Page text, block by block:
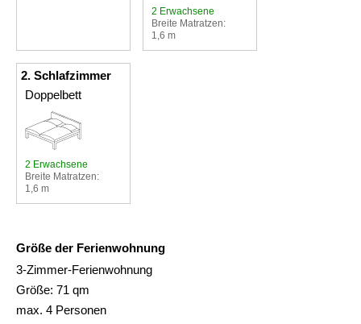
2 Erwachsene
Breite Matratzen:
1,6 m
2. Schlafzimmer
Doppelbett
2 Erwachsene
Breite Matratzen:
1,6 m
Größe der Ferienwohnung
3-Zimmer-Ferienwohnung
Größe: 71 qm
max. 4 Personen